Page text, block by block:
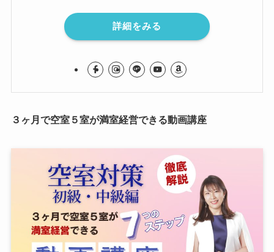
詳細をみる
３ヶ月で空室５室が満室経営できる動画講座